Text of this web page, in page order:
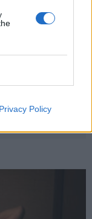
Privacy Policy